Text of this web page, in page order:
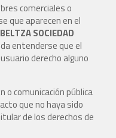
comerciales o
que aparecen en el
SOCIEDAD
entenderse que el
derecho alguno
o comunicación pública
que no haya sido
de los derechos de